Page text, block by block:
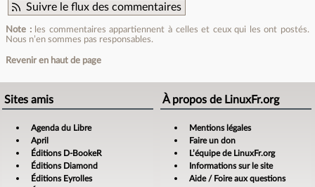
Suivre le flux des commentaires
Note :les commentaires appartiennent à celles et ceux qui les ont postés.
Nous n’en sommes pas responsables.
Revenir en haut de page
Sites amis
Agenda du Libre
April
Éditions D-BookeR
Éditions Diamond
Éditions Eyrolles
À propos de LinuxFr.org
Mentions légales
Faire un don
L’équipe de LinuxFr.org
Informations sur le site
Aide / Foire aux questions